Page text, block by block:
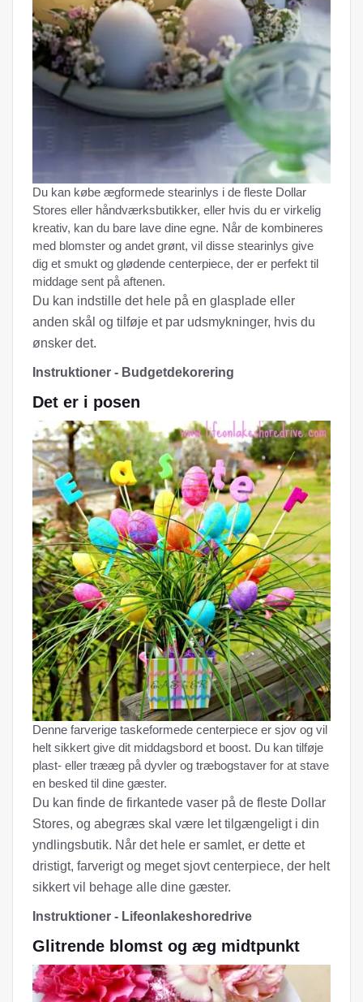
Du kan købe ægformede stearinlys i de fleste Dollar
Stores eller håndværksbutikker, eller hvis du er virkelig
kreativ, kan du bare lave dine egne. Når de kombineres
med blomster og andet grønt, vil disse stearinlys give
dig et smukt og glødende centerpiece, der er perfekt til
middage sent på aftenen.
Du kan indstille det hele på en glasplade eller
anden skål og tilføje et par udsmykninger, hvis du
ønsker det.
Instruktioner - Budgetdekorering
Det er i posen
Denne farverige taskeformede centerpiece er sjov og vil
helt sikkert give dit middagsbord et boost. Du kan tilføje
plast- eller trææg på dyvler og træbogstaver for at stave
en besked til dine gæster.
Du kan finde de firkantede vaser på de fleste Dollar
Stores, og abegræs skal være let tilgængeligt i din
yndlingsbutik. Når det hele er samlet, er dette et
dristigt, farverigt og meget sjovt centerpiece, der helt
sikkert vil behage alle dine gæster.
Instruktioner - Lifeonlakeshoredrive
Glitrende blomst og æg midtpunkt